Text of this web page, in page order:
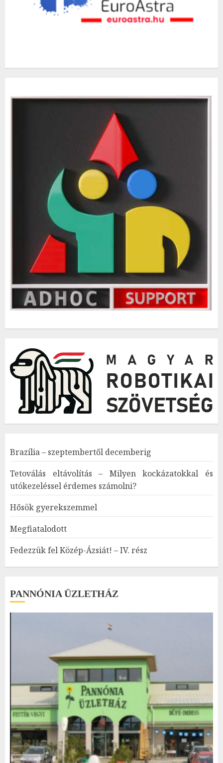
Brazília – szeptembertől decemberig
Tetoválás eltávolítás – Milyen kockázatokkal és
utókezeléssel érdemes számolni?
Hősök gyerekszemmel
Megfiatalodott
Fedezzük fel Közép-Ázsiát! – IV. rész
PANNÓNIA ÜZLETHÁZ